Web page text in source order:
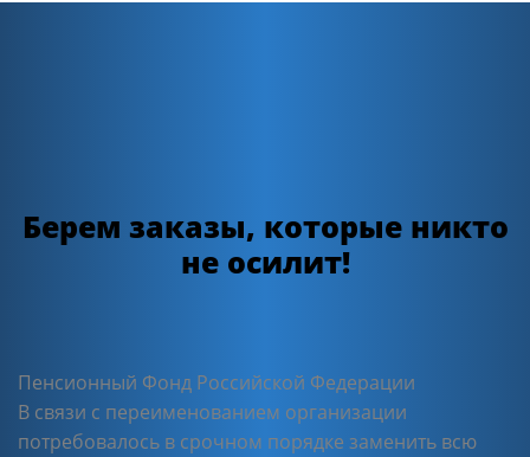
Берем заказы, которые никто
не осилит!
Пенсионный Фонд Российской Федерации
В связи с переименованием организации
потребовалось в срочном порядке заменить всю